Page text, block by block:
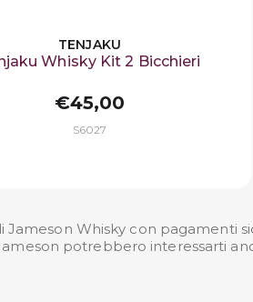
TENJAKU
Whisky Kit 2 Bicchieri
€45,00
S6027
Whisky con pagamenti
potrebbero interessarti